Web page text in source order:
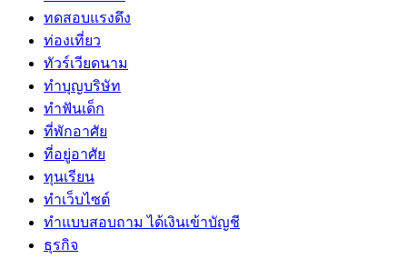
ทดสอบแรงดึง
ท่องเที่ยว
ทัวร์เวียดนาม
ทำบุญบริษัท
ทำฟันเด็ก
ที่พักอาศัย
ที่อยู่อาศัย
ทุนเรียน
ทําเว็บไซต์
ทําแบบสอบถาม ได้เงินเข้าบัญชี
ธุรกิจ